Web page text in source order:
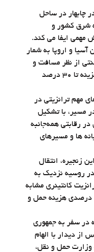
چابهار در ساحل
شرق کشور و
مهمی ایفا می کند.
و اروپا به شمار
از نظر مسافت و
زمان تا 40 درصد کوتاه تر و از نظر هزینه تا 30 درصد
مهم ترانزیتی در
مسیر، با تشکیل
در رقابتی همه‌جانبه
ها و مسیرهای
زنجیره، انتقال
در روسیه نزدیک به
کانتینری مشابه
از طریق دریای بالتیک با افزایش 20 درصدی هزینه حمل و
در سفر به جمهوری
از دیدار با الهام
وزارت حمل و نقل،